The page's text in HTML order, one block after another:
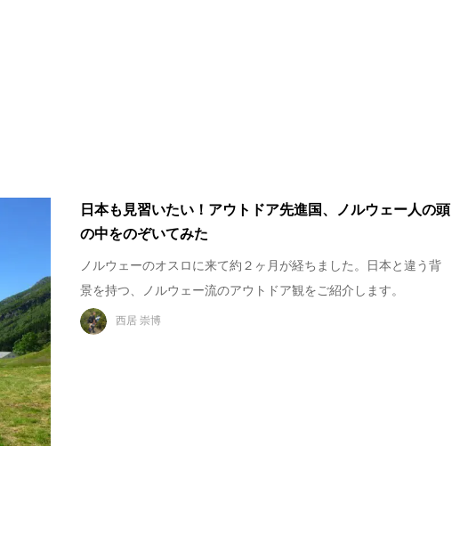
日本も見習いたい！アウトドア先進国、ノルウェー人の頭
の中をのぞいてみた
ノルウェーのオスロに来て約２ヶ月が経ちました。日本と違う背
景を持つ、ノルウェー流のアウトドア観をご紹介します。
西居 崇博